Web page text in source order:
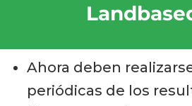
Ahora deben
periódicas de los